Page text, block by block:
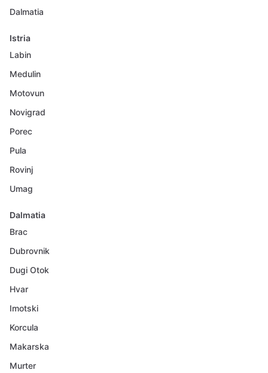
Dalmatia
Istria
Labin
Medulin
Motovun
Novigrad
Porec
Pula
Rovinj
Umag
Dalmatia
Brac
Dubrovnik
Dugi Otok
Hvar
Imotski
Korcula
Makarska
Murter